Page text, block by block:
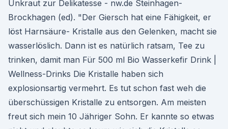
Unkraut zur Delikatesse - nw.de Steinhagen-
Brockhagen (ed). "Der Giersch hat eine Fähigkeit, er
löst Harnsäure- Kristalle aus den Gelenken, macht sie
wasserlöslich. Dann ist es natürlich ratsam, Tee zu
trinken, damit man Für 500 ml Bio Wasserkefir Drink |
Wellness-Drinks Die Kristalle haben sich
explosionsartig vermehrt. Es tut schon fast weh die
überschüssigen Kristalle zu entsorgen. Am meisten
freut sich mein 10 Jähriger Sohn. Er kannte so etwas